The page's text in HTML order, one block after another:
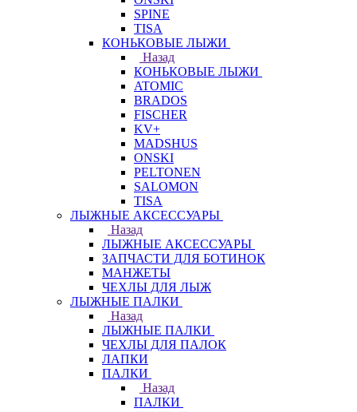
SPINE
TISA
КОНЬКОВЫЕ ЛЫЖИ
Назад
КОНЬКОВЫЕ ЛЫЖИ
ATOMIC
BRADOS
FISCHER
KV+
MADSHUS
ONSKI
PELTONEN
SALOMON
TISA
ЛЫЖНЫЕ АКСЕССУАРЫ
Назад
ЛЫЖНЫЕ АКСЕССУАРЫ
ЗАПЧАСТИ ДЛЯ БОТИНОК
МАНЖЕТЫ
ЧЕХЛЫ ДЛЯ ЛЫЖ
ЛЫЖНЫЕ ПАЛКИ
Назад
ЛЫЖНЫЕ ПАЛКИ
ЧЕХЛЫ ДЛЯ ПАЛОК
ЛАПКИ
ПАЛКИ
Назад
ПАЛКИ